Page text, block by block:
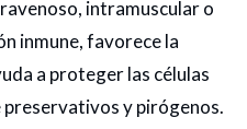
intramuscular o
inmune, favorece la
a proteger las células
y pirógenos.